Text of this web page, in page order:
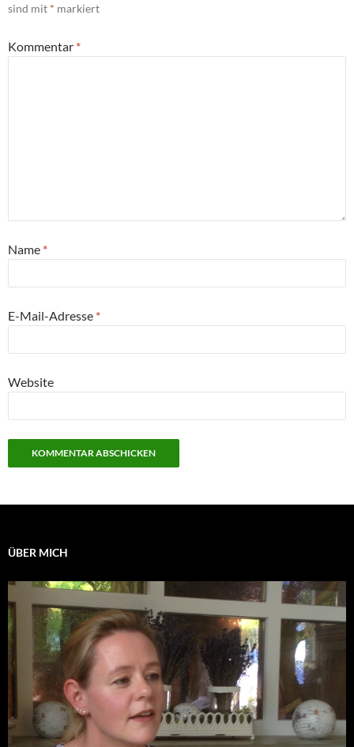
sind mit * markiert
Kommentar *
Name *
E-Mail-Adresse *
Website
ÜBER MICH